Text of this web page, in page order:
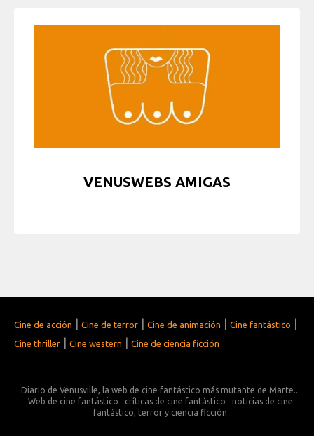
VENUSWEBS AMIGAS
Cine de acción | Cine de terror | Cine de animación | Cine fantástico |
Cine thriller | Cine western | Cine de ciencia ficción
Diario de Venusville, la web de cine fantástico más mutante de Marte...
Web de cine fantástico
críticas de cine fantástico
noticias de cine
fantástico, terror y ciencia ficción